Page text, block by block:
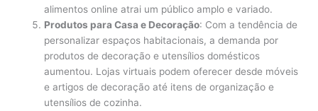
alimentos online atrai um público amplo e variado.
Produtos para Casa e Decoração: Com a tendência de
personalizar espaços habitacionais, a demanda por
produtos de decoração e utensílios domésticos
aumentou. Lojas virtuais podem oferecer desde móveis
e artigos de decoração até itens de organização e
utensílios de cozinha.